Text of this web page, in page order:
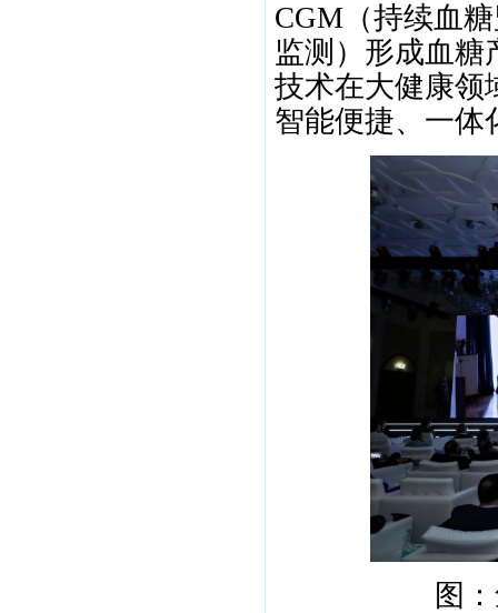
CGM（持续血
监测）形成血
技术在大健康领
智能便捷、一体
图